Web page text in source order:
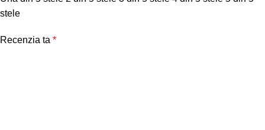
stele
Recenzia ta *